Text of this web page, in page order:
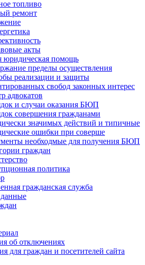
топливо
ремонт
акты
юридическая помощь
пределы осуществления
реализации и защиты
свобод законных интерес
адвокатов
и случаи оказания БЮП
совершения гражданами
значимых действий и типичные
ошибки при соверше
необходмые для получения БЮП
граждан
политика
гражданская служба
об отключениях
для граждан и посетителей сайта